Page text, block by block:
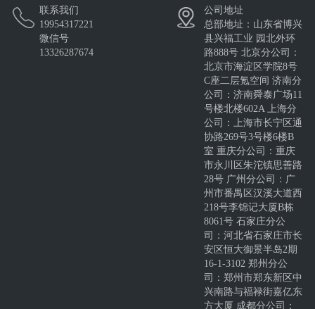
联系我们
19954317221
微信号
13326287674
公司地址
总部地址：山东省博兴
县兴福工业 园北外环
路888号 北京分公司：
北京市海淀区学院8号
C座二层氪空间 济南分
公司：济南舜泰广场11
号楼北楼602A 上海分
公司：上海市长宁区通
协路269号3号楼6楼B
室 重庆分公司：重庆
市永川区朱沱镇思善路
28号 广州分公司：广
州市番禺区汉溪大道西
218号李锦记大厦B栋
8061号 石家庄分公
司：河北省石家庄市长
安区恒大御景半岛2期
16-1-3102 郑州分公
司：郑州市郑东新区中
兴南路与福禄街嘉亿东
方大厦 成都分公司：